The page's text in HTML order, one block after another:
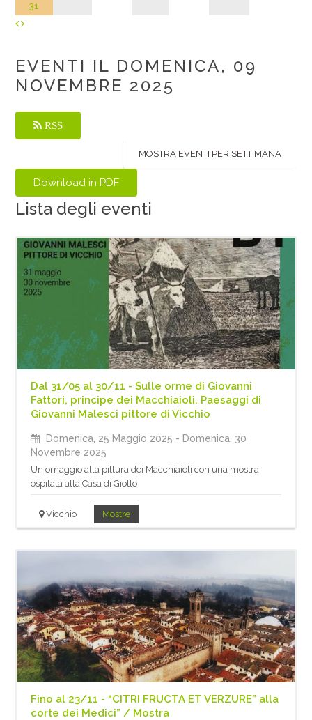
31
EVENTI IL DOMENICA, 09
NOVEMBRE 2025
RSS
MOSTRA EVENTI PER SETTIMANA
Lista degli eventi
Dal 31/05 al 30/11 - Sulle orme di Giovanni
Fattori, principe dei Macchiaioli. Paesaggi di
Giovanni Malesci pittore di Vicchio
Domenica, 25 Maggio 2025 - Domenica, 30
Novembre 2025
Un omaggio alla pittura dei Macchiaioli con una mostra
ospitata alla Casa di Giotto
Vicchio Mostre
Fino al 23/11 - “CITRI FRUCTA ET VERZURE” alla
corte dei Medici” / Mostra